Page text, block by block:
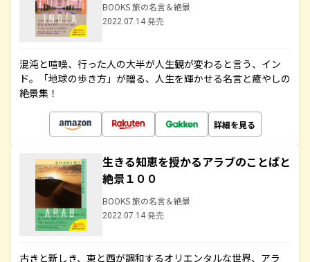
BOOKS 旅の名言＆絶景
2022.07.14 発売
混沌と喧噪、行った人の大半が人生観が変わると言う、イン
ド。「地球の歩き方」が贈る、人生を輝かせる名言と癒やしの
絶景集！
詳細を見る
生きる知恵を授かるアラブのことばと
絶景１００
BOOKS 旅の名言＆絶景
2022.07.14 発売
古きと新しき、東と西が調和するオリエンタルな世界、アラ